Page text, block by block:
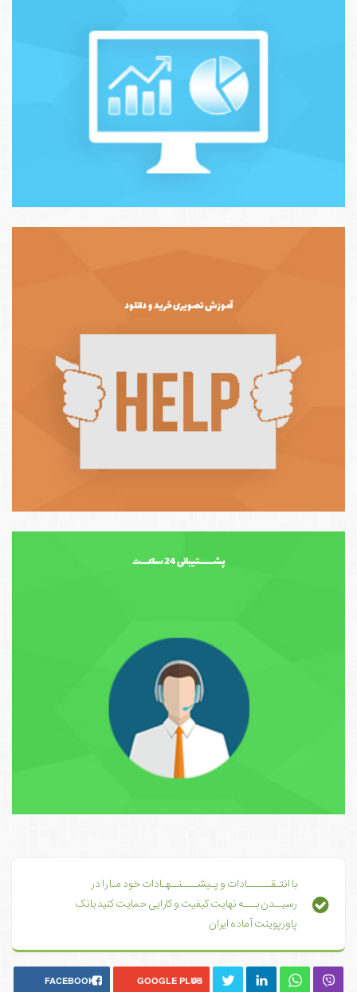
آموزش تصویری خرید و دانلود
پشــــــتیبانی 24 ساعـــت
با انتـقــــــادات و پـیشــــنــهـادات خود مـا را در
رسیــدن بـــه نهایت کیفیت و کارایی حمایت کنید بانک
پاورپوینت آماده ایران
FACEBOOK GOOGLE PLUS